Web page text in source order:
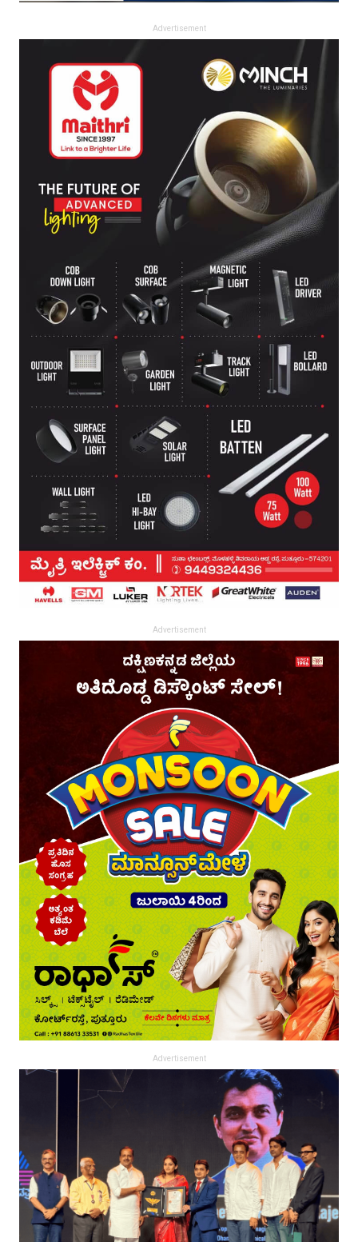
Advertisement
Advertisement
Advertisement